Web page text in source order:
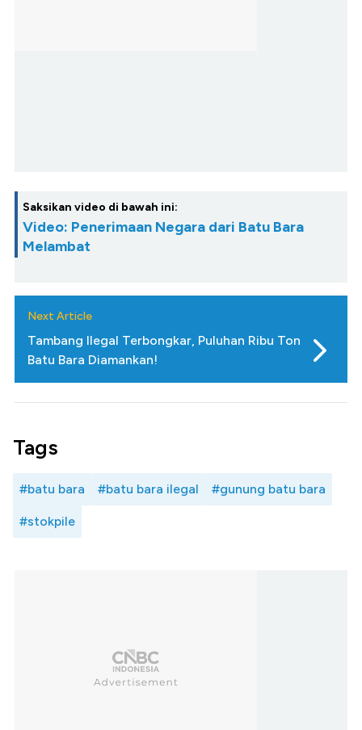
Saksikan video di bawah ini:
Video: Penerimaan Negara dari Batu Bara
Melambat
Next Article
Tambang Ilegal Terbongkar, Puluhan Ribu Ton
Batu Bara Diamankan!
Tags
#batu bara #batu bara ilegal #gunung batu bara
#stokpile